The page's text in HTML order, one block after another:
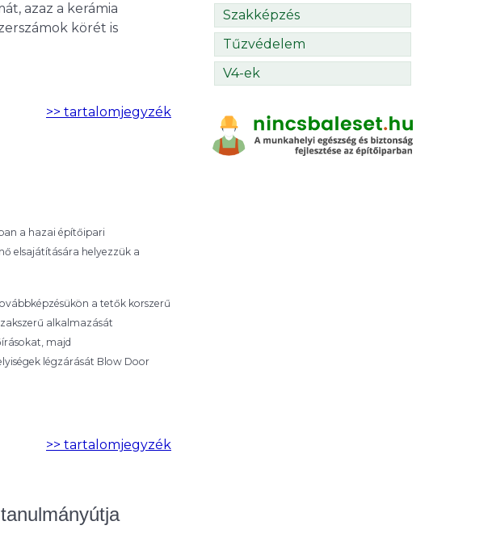
azaz a kerámia
körét is
>> tartalomjegyzék
a hazai építőipari
elsajátítására helyezzük a
a tetők korszerű
alkalmazását
majd
légzárását Blow Door
>> tartalomjegyzék
Szakképzés
Tűzvédelem
V4-ek